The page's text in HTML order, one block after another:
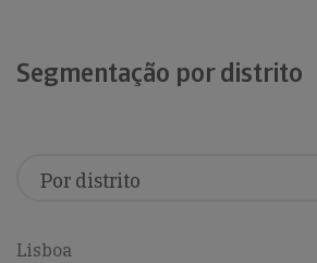
Segmentação por distrito
Lisboa